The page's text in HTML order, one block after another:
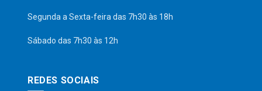
Segunda a Sexta-feira das 7h30 às 18h
Sábado das 7h30 às 12h
REDES SOCIAIS